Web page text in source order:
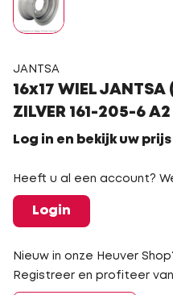
JANTSA
16x17 WIEL JANTSA
ZILVER 161-205-6
Log in en bekijk uw
Heeft u al een account?
Login
Nieuw in onze Heuver
Registreer en profiteer